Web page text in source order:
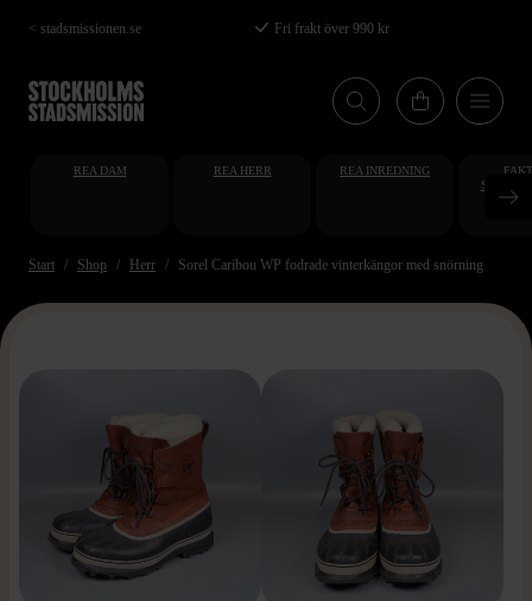
Hoppa
till
huvudinnehåll
< stadsmissionen.se Fri frakt över 990 kr
REA DAM REA HERR REA INREDNING
Start Shop Herr Sorel Caribou WP fodrade vinterkängor med snörning